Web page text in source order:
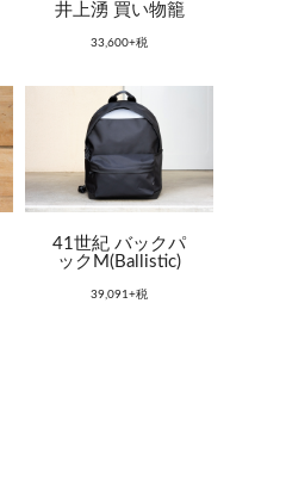
井上湧 買い物籠
33,600+税
41世紀 バックパ
ックM(Ballistic)
39,091+税